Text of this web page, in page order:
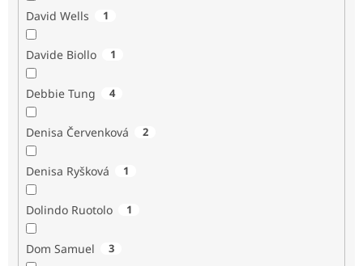
David Wells 1
Davide Biollo 1
Debbie Tung 4
Denisa Červenková 2
Denisa Ryšková 1
Dolindo Ruotolo 1
Dom Samuel 3